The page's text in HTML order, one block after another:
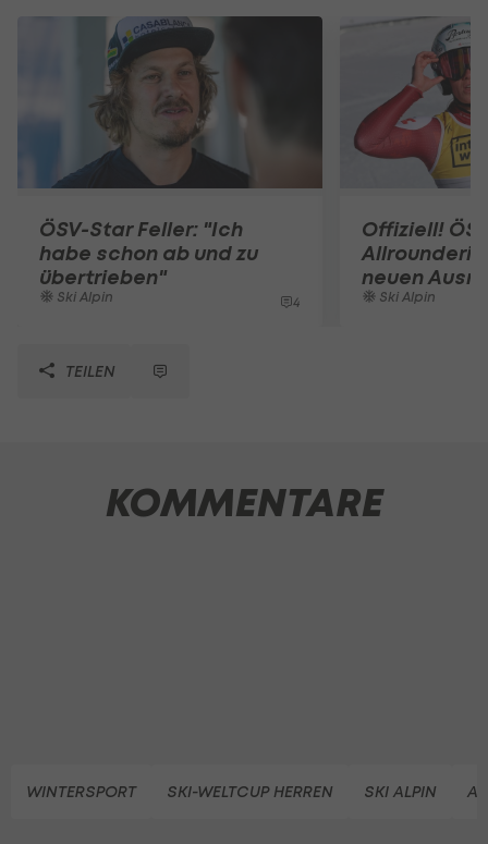
ÖSV-Star Feller: "Ich
habe schon ab und zu
übertrieben"
Ski Alpin 4
Offiziell!
neuen
Ski Alpin
TEILEN
KOMMENTARE
WINTERSPORT SKI-WELTCUP HERREN SKI ALPIN